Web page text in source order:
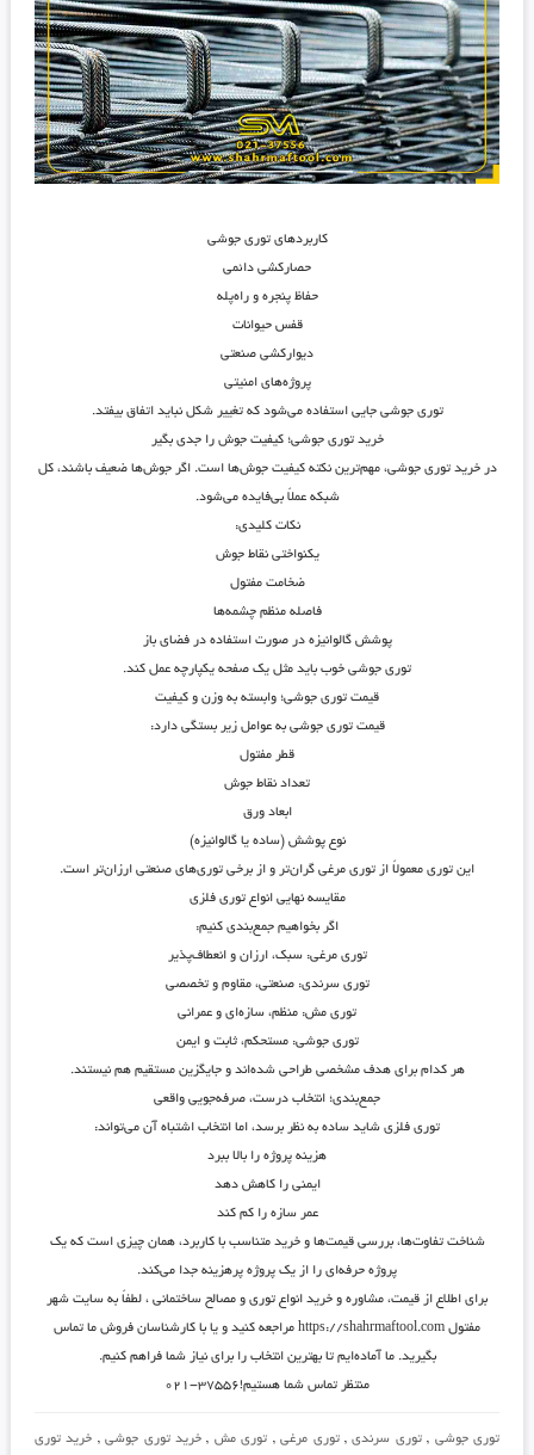
کاربردهای توری جوشی
حصارکشی دائمی
حفاظ پنجره و راه‌پله
قفس حیوانات
دیوارکشی صنعتی
پروژه‌های امنیتی
توری جوشی جایی استفاده می‌شود که تغییر شکل نباید اتفاق بیفتد.
خرید توری جوشی؛ کیفیت جوش را جدی بگیر
در خرید توری جوشی، مهم‌ترین نکتهکیفیت جوش‌ها است. اگر جوش‌ها ضعیف باشند، کل
شبکه عملاً بی‌فایده می‌شود.
نکات کلیدی:
یکنواختی نقاط جوش
ضخامت مفتول
فاصله منظم چشمه‌ها
پوشش گالوانیزه در صورت استفاده در فضای باز
توری جوشی خوب باید مثل یک صفحه یکپارچه عمل کند.
قیمت توری جوشی؛ وابسته به وزن و کیفیت
قیمت توری جوشی به عوامل زیر بستگی دارد:
قطر مفتول
تعداد نقاط جوش
ابعاد ورق
نوع پوشش (ساده یا گالوانیزه)
این توری معمولاً از توری مرغی گران‌تر و از برخی توری‌های صنعتی ارزان‌تر است.
مقایسه نهایی انواع توری فلزی
اگر بخواهیم جمع‌بندی کنیم:
توری مرغی: سبک، ارزان و انعطاف‌پذیر
توری سرندی: صنعتی، مقاوم و تخصصی
توری مش: منظم، سازه‌ای و عمرانی
توری جوشی: مستحکم، ثابت و ایمن
هر کدام برای هدف مشخصی طراحی شده‌اند و جایگزین مستقیم هم نیستند.
جمع‌بندی؛ انتخاب درست، صرفه‌جویی واقعی
توری فلزی شاید ساده به نظر برسد، اما انتخاب اشتباه آن می‌تواند:
هزینه پروژه را بالا ببرد
ایمنی را کاهش دهد
عمر سازه را کم کند
شناخت تفاوت‌ها، بررسی قیمت‌ها و خرید متناسب با کاربرد، همان چیزی است که یک
پروژه حرفه‌ای را از یک پروژه پرهزینه جدا می‌کند.
برای اطلاع از قیمت، مشاوره و خرید انواع توری و مصالح ساختمانی ، لطفاً به سایت شهر
مفتول https://shahrmaftool.com مراجعه کنید و یا با کارشناسان فروش ما تماس
بگیرید. ما آماده‌ایم تا بهترین انتخاب را برای نیاز شما فراهم کنیم.
منتظر تماس شما هستیم!۳۷۵۵۶-۰۲۱
توری جوشی ,توری سرندی,توری مرغی, توری مش , خرید توری جوشی, خرید توری